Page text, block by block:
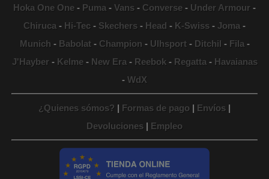
Hoka One One - Puma - Vans - Converse - Under Armour -
Chiruca - Hi-Tec - Skechers - Head - K-Swiss - Joma -
Munich - Babolat- Champion - Ulhsport- Ditchil - Fila -
J'Hayber- Kelme- New Era - Reebok- Regatta - Havaianas
- WdX
¿Quienes sómos? | Formas de pago | Envíos |
Devoluciones | Empleo